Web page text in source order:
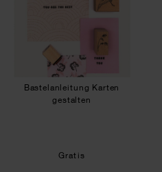
Bastelanleitung Karten
gestalten
Gratis